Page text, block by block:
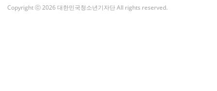
Copyright ⓒ 2026 대한민국청소년기자단 All rights reserved.